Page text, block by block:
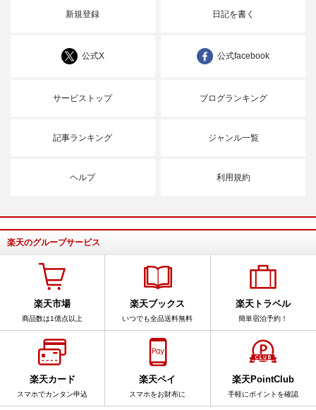
新規登録 日記を書く
公式X 公式facebook
サービストップ ブログランキング
記事ランキング ジャンル一覧
ヘルプ 利用規約
楽天のグループサービス
楽天市場
商品数は1億点以上
楽天ブックス
いつでも全品送料無料
楽天トラベル
簡単宿泊予約！
楽天カード
スマホでカンタン申込
楽天ペイ
スマホをお財布に
楽天PointClub
手軽にポイントを確認